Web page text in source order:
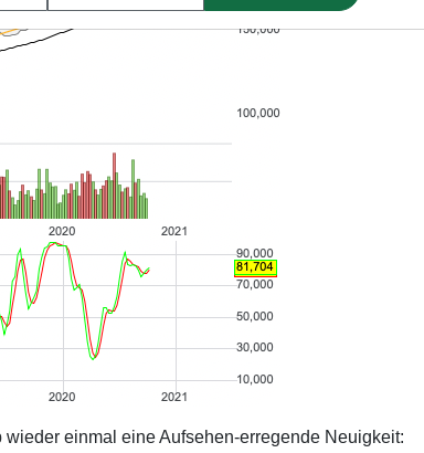
einmal eine Aufsehen-erregende Neuigkeit: